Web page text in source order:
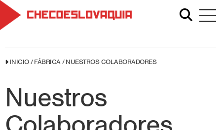
INICIO / FÁBRICA / NUESTROS COLABORADORES
Nuestros